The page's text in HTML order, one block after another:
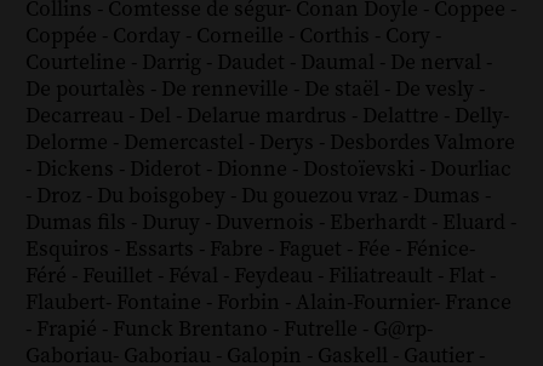
Collins - Comtesse de ségur- Conan Doyle - Coppee -
Coppée - Corday - Corneille - Corthis - Cory -
Courteline - Darrig - Daudet - Daumal - De nerval -
De pourtalès - De renneville - De staël - De vesly -
Decarreau - Del - Delarue mardrus - Delattre - Delly-
Delorme - Demercastel - Derys - Desbordes Valmore
- Dickens - Diderot - Dionne - Dostoïevski - Dourliac
- Droz - Du boisgobey - Du gouezou vraz - Dumas -
Dumas fils - Duruy - Duvernois - Eberhardt - Eluard -
Esquiros - Essarts - Fabre - Faguet - Fée - Fénice-
Féré - Feuillet - Féval - Feydeau - Filiatreault - Flat -
Flaubert- Fontaine - Forbin - Alain-Fournier- France
- Frapié - Funck Brentano - Futrelle - G@rp-
Gaboriau- Gaboriau - Galopin - Gaskell - Gautier -